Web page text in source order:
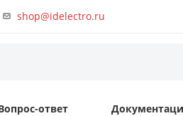
shop@idelectro.ru
ответ